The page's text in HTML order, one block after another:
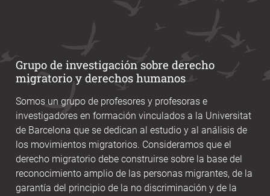
Grupo de investigación sobre derecho
migratorio y derechos humanos
Somos un grupo de profesores y profesoras e
investigadores en formación vinculados a la Universitat
de Barcelona que se dedican al estudio y al análisis de
los movimientos migratorios. Consideramos que el
derecho migratorio debe construirse sobre la base del
reconocimiento amplio de las personas migrantes, de la
garantía del principio de la no discriminación y de la